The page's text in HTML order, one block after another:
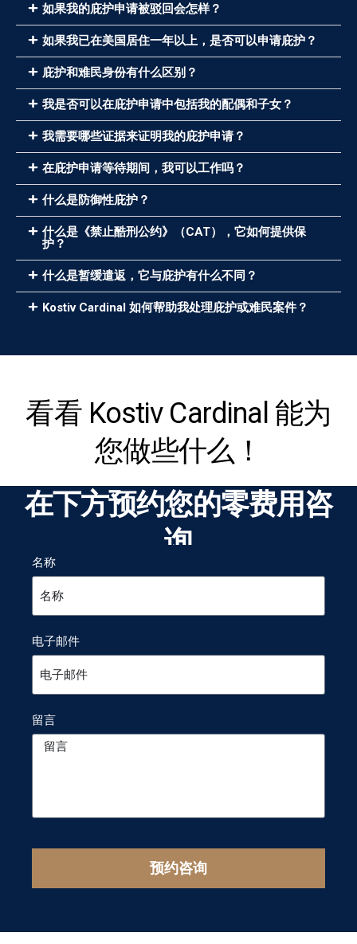
如果我的庇护申请被驳回会怎样？
如果我已在美国居住一年以上，是否可以申请庇护？
庇护和难民身份有什么区别？
我是否可以在庇护申请中包括我的配偶和子女？
我需要哪些证据来证明我的庇护申请？
在庇护申请等待期间，我可以工作吗？
什么是防御性庇护？
什么是《禁止酷刑公约》（CAT），它如何提供保
护？
什么是暂缓遣返，它与庇护有什么不同？
Kostiv Cardinal 如何帮助我处理庇护或难民案件？
看看 Kostiv Cardinal 能为
您做些什么！
在下方预约您的零费用咨
询
名称
电子邮件
留言
预约咨询